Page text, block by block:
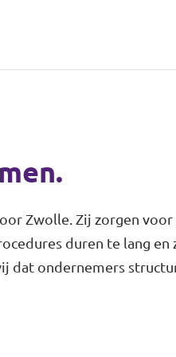
Zwolle. Zij zorgen
duren te lang
dat ondernemers